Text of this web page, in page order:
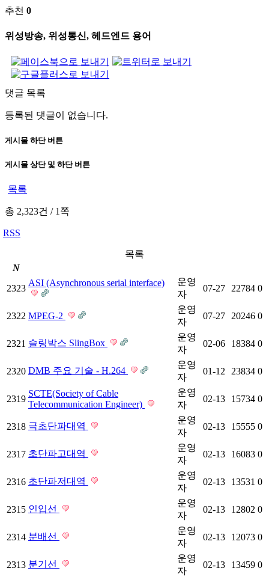
추천 0
위성방송, 위성통신, 헤드엔드 용어
댓글 목록
등록된 댓글이 없습니다.
게시물 하단 버튼
게시물 상단 및 하단 버튼
목록
총 2,323건 /1쪽
RSS
목록
N
2323
ASI (Asynchronous serial interface)
운영
자
07-27 22784 0
2322 MPEG-2
운영
자
07-27 20246 0
2321 슬링박스 SlingBox
운영
자
02-06 18384 0
2320 DMB 주요 기술 - H.264
운영
자
01-12 23834 0
2319
SCTE(Society of Cable
Telecommunication Engineer)
운영
자
02-13 15734 0
2318 극초단파대역
운영
자
02-13 15555 0
2317 초단파고대역
운영
자
02-13 16083 0
2316 초단파저대역
운영
자
02-13 13531 0
2315 인입선
운영
자
02-13 12802 0
2314 분배선
운영
자
02-13 12073 0
2313 분기선
운영
자
02-13 13459 0